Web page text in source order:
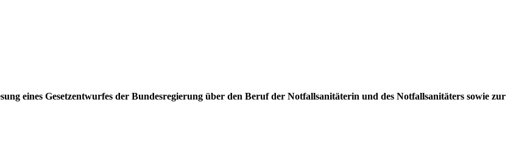
eines Gesetzentwurfes der Bundesregierung über den Beruf der Notfallsanitäterin und des Notfallsanitäters sowie zur